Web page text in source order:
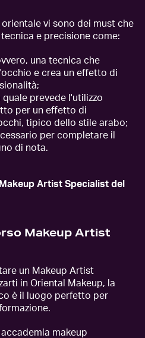
orientale vi sono dei must che
e precisione come:
una tecnica che
e crea un effetto di
prevede l'utilizzo
per un effetto di
tipico dello stile arabo;
per completare il
di nota.
Artist Specialist del
Makeup Artist
un Makeup Artist
in Oriental Makeup, la
è il luogo perfetto per
makeup